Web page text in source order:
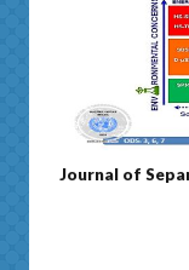
Journal of